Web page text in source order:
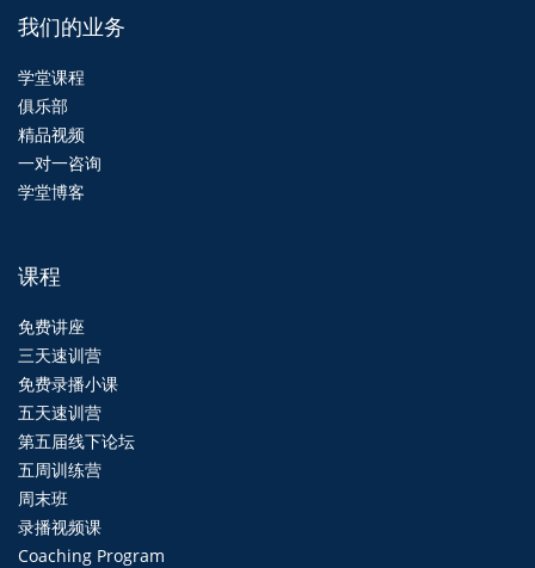
我们的业务
学堂课程
俱乐部
精品视频
一对一咨询
学堂博客
课程
免费讲座
三天速训营
免费录播小课
五天速训营
第五届线下论坛
五周训练营
周末班
录播视频课
Coaching Program